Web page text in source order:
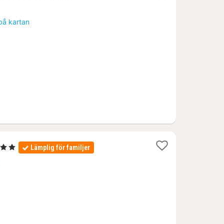
kartan
Lämplig för familjer